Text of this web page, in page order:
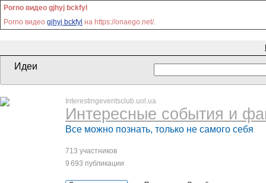
Porno видео gjhyj bckfyl
Porno видео gjhyj bckfyl на https://onaego.net/.
Идеи
Interestingeventsclub.uol.ua
Интересные события и
Все можно познать, только не самого себя
713 участников
9 693 публикации